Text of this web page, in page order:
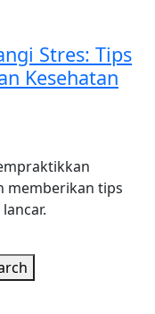
Stres: Tips
Kesehatan
memberikan tips